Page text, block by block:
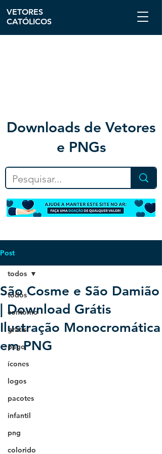
Downloads de Vetores
e PNGs
VETORES
CATÓLICOS
Post
todos
contorno
grátis
pago
ícones
logos
pacotes
infantil
png
colorido
todos
São Cosme e São Damião
| Download Grátis
Ilustração Monocromática
em PNG